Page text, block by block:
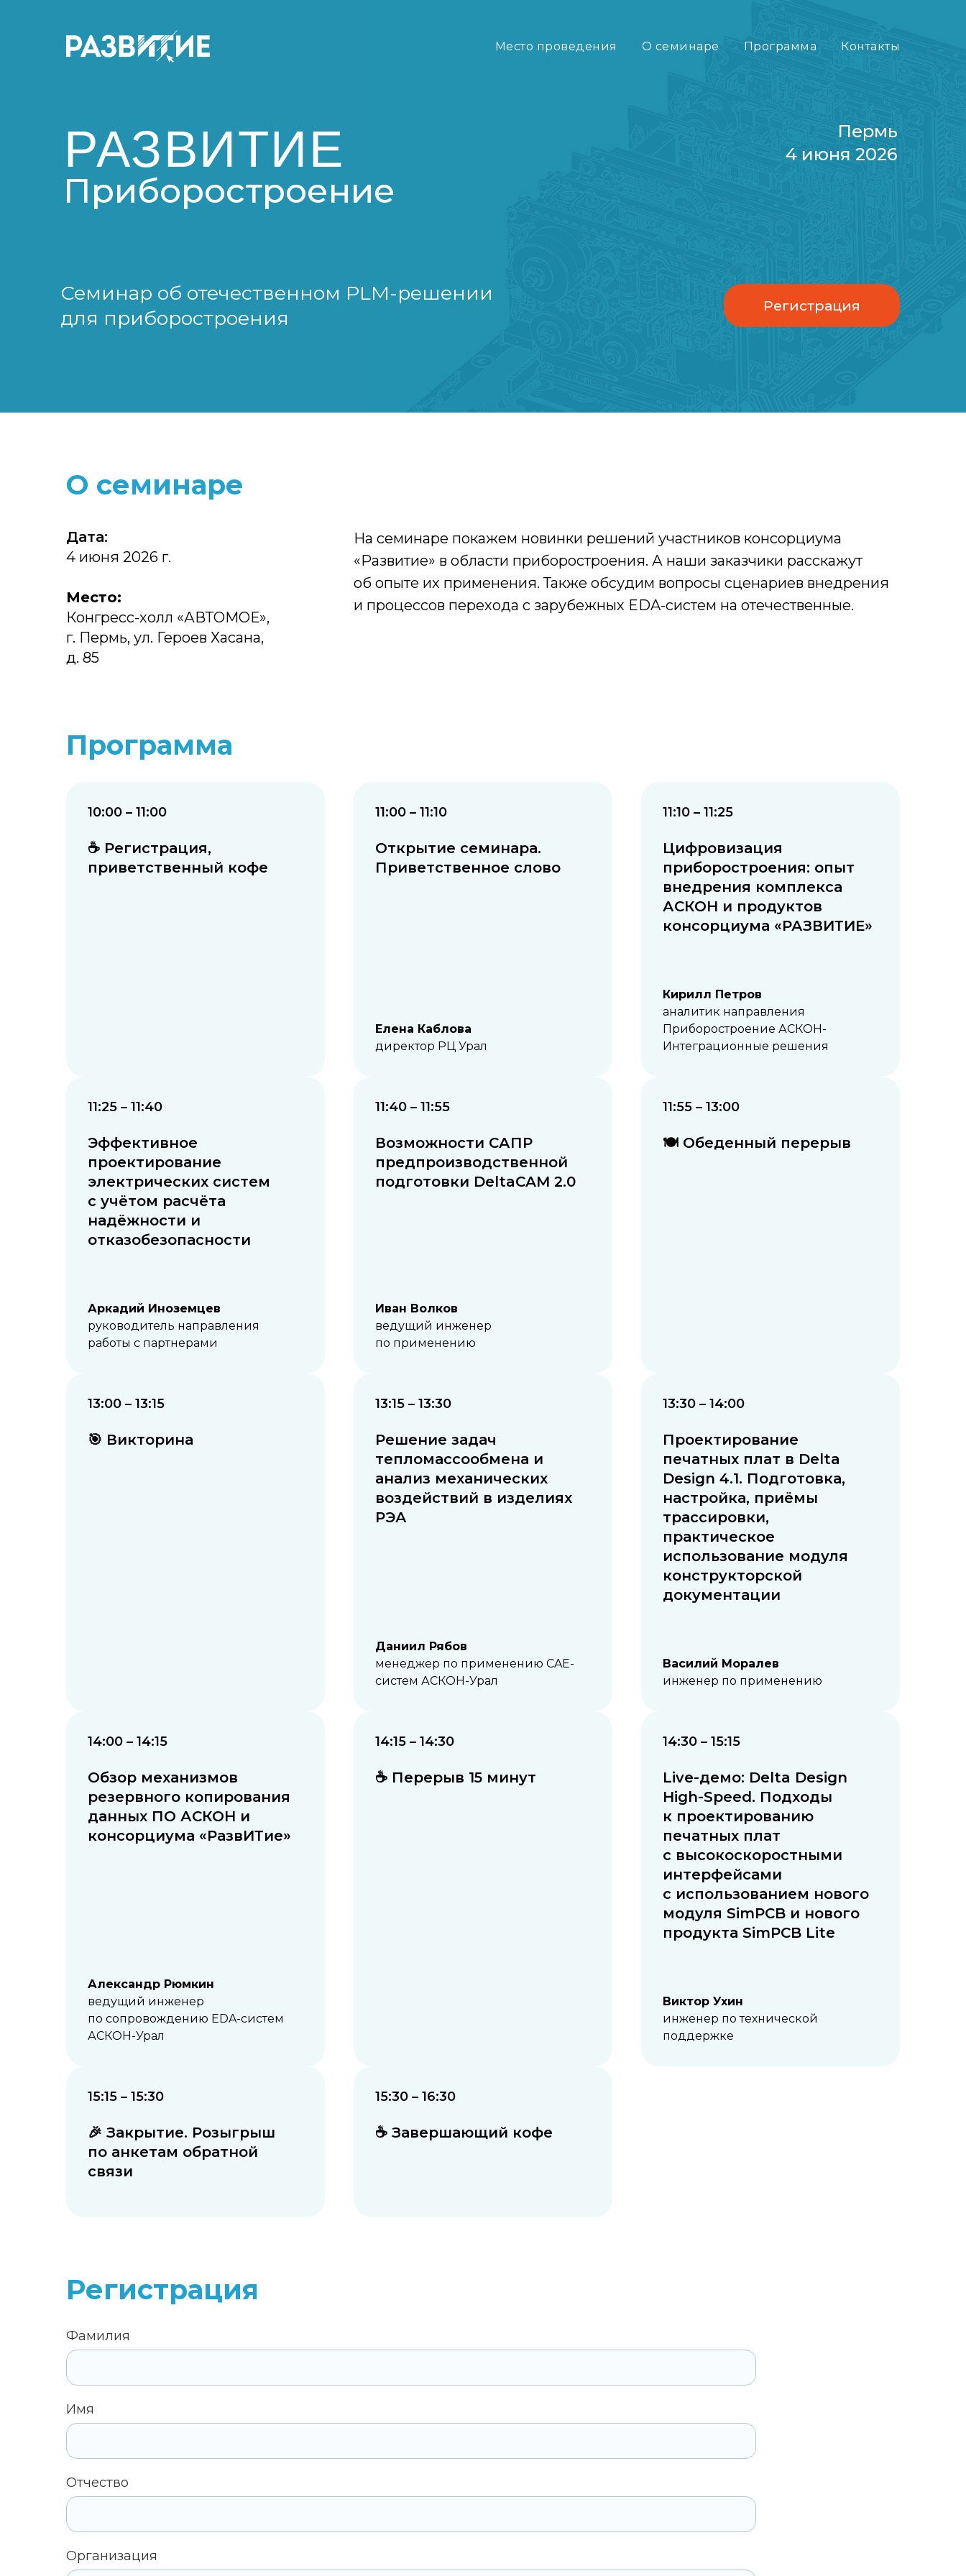
Место проведения О семинаре Программа Контакты
Регистрация
Семинар об отечественном PLM-решении
для приборостроения
РАЗВИТИЕ
Приборостроение
Пермь
4 июня 2026
О семинаре
Дата:
4 июня 2026 г.
Место:
Конгресс-холл «АВТОМОЕ»,
г. Пермь, ул. Героев Хасана,
д. 85
На семинаре покажем новинки решений участников консорциума
«Развитие» в области приборостроения. А наши заказчики расскажут
об опыте их применения. Также обсудим вопросы сценариев внедрения
и процессов перехода с зарубежных EDA-систем на отечественные.
Программа
10:00 – 11:00
☕ Регистрация,
приветственный кофе
11:00 – 11:10
Открытие семинара.
Приветственное слово
Елена Каблова
директор РЦ Урал
11:10 – 11:25
Цифровизация
приборостроения: опыт
внедрения комплекса
АСКОН и продуктов
консорциума «РАЗВИТИЕ»
Кирилл Петров
аналитик направления
Приборостроение АСКОН-
Интеграционные решения
11:25 – 11:40
Эффективное
проектирование
электрических систем
с учётом расчёта
надёжности и
отказобезопасности
Аркадий Иноземцев
руководитель направления
работы с партнерами
11:40 – 11:55
Возможности САПР
предпроизводственной
подготовки DeltaCAM 2.0
Иван Волков
ведущий инженер
по применению
11:55 – 13:00
🍽️ Обеденный перерыв
13:00 – 13:15
🎯 Викторина
13:15 – 13:30
Решение задач
тепломассообмена и
анализ механических
воздействий в изделиях
РЭА
Даниил Рябов
менеджер по применению CAE-
систем АСКОН-Урал
13:30 – 14:00
Проектирование
печатных плат в Delta
Design 4.1. Подготовка,
настройка, приёмы
трассировки,
практическое
использование модуля
конструкторской
документации
Василий Моралев
инженер по применению
14:00 – 14:15
Обзор механизмов
резервного копирования
данных ПО АСКОН и
консорциума «РазвИТие»
Александр Рюмкин
ведущий инженер
по сопровождению EDA-систем
АСКОН-Урал
14:15 – 14:30
☕ Перерыв 15 минут
14:30 – 15:15
Live-демо: Delta Design
High-Speed. Подходы
к проектированию
печатных плат
с высокоскоростными
интерфейсами
с использованием нового
модуля SimPCB и нового
продукта SimPCB Lite
Виктор Ухин
инженер по технической
поддержке
15:15 – 15:30
🎉 Закрытие. Розыгрыш
по анкетам обратной
связи
15:30 – 16:30
☕ Завершающий кофе
Регистрация
Фамилия
Имя
Отчество
Организация